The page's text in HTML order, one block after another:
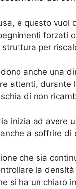
è questo vuol
forzati
per
anche una
attenti,
di non
inizia ad avere
a soffrire
che sia
la
si ha un chiaro